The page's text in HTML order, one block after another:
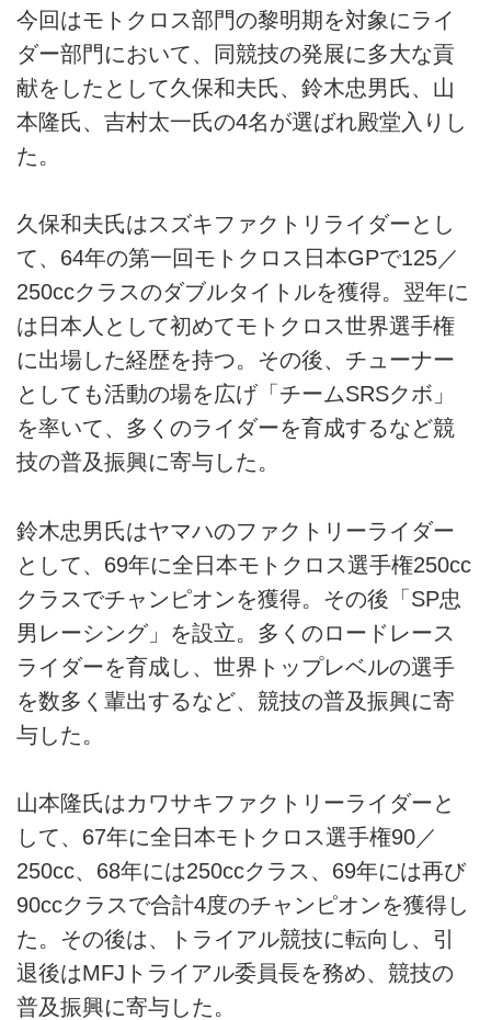
今回はモトクロス部門の黎明期を対象にライ
ダー部門において、同競技の発展に多大な貢
献をしたとして久保和夫氏、鈴木忠男氏、山
本隆氏、吉村太一氏の4名が選ばれ殿堂入りし
た。
久保和夫氏はスズキファクトリライダーとし
て、64年の第一回モトクロス日本GPで125／
250ccクラスのダブルタイトルを獲得。翌年に
は日本人として初めてモトクロス世界選手権
に出場した経歴を持つ。その後、チューナー
としても活動の場を広げ「チームSRSクボ」
を率いて、多くのライダーを育成するなど競
技の普及振興に寄与した。
鈴木忠男氏はヤマハのファクトリーライダー
として、69年に全日本モトクロス選手権250cc
クラスでチャンピオンを獲得。その後「SP忠
男レーシング」を設立。多くのロードレース
ライダーを育成し、世界トップレベルの選手
を数多く輩出するなど、競技の普及振興に寄
与した。
山本隆氏はカワサキファクトリーライダーと
して、67年に全日本モトクロス選手権90／
250cc、68年には250ccクラス、69年には再び
90ccクラスで合計4度のチャンピオンを獲得し
た。その後は、トライアル競技に転向し、引
退後はMFJトライアル委員長を務め、競技の
普及振興に寄与した。